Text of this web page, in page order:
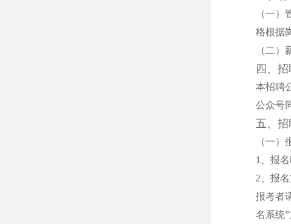
（一）
格根据
（二）
四、
本招聘
公众号
五、
（一）
1、报名
2、报
报考者
名系统